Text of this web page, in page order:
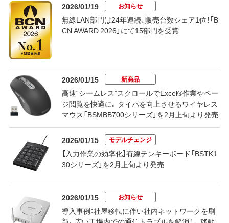
2026/01/19 お知らせ
無線LAN部門は24年連続、販売台数シェア1位！「B
CN AWARD 2026」にて15部門を受賞
2026/01/15 新商品
高速“シームレス”スクロールでExcel®作業やペー
ジ閲覧を快適に。タイパを向上させるワイヤレス
マウス「BSMBB700シリーズ」を2月上旬より発売
2026/01/15 モデルチェンジ
【入力作業の効率化】有線テンキーボード「BSTK1
30シリーズ」を2月上旬より発売
2026/01/15 お知らせ
導入事例：社屋移転に伴い社内ネットワークを刷